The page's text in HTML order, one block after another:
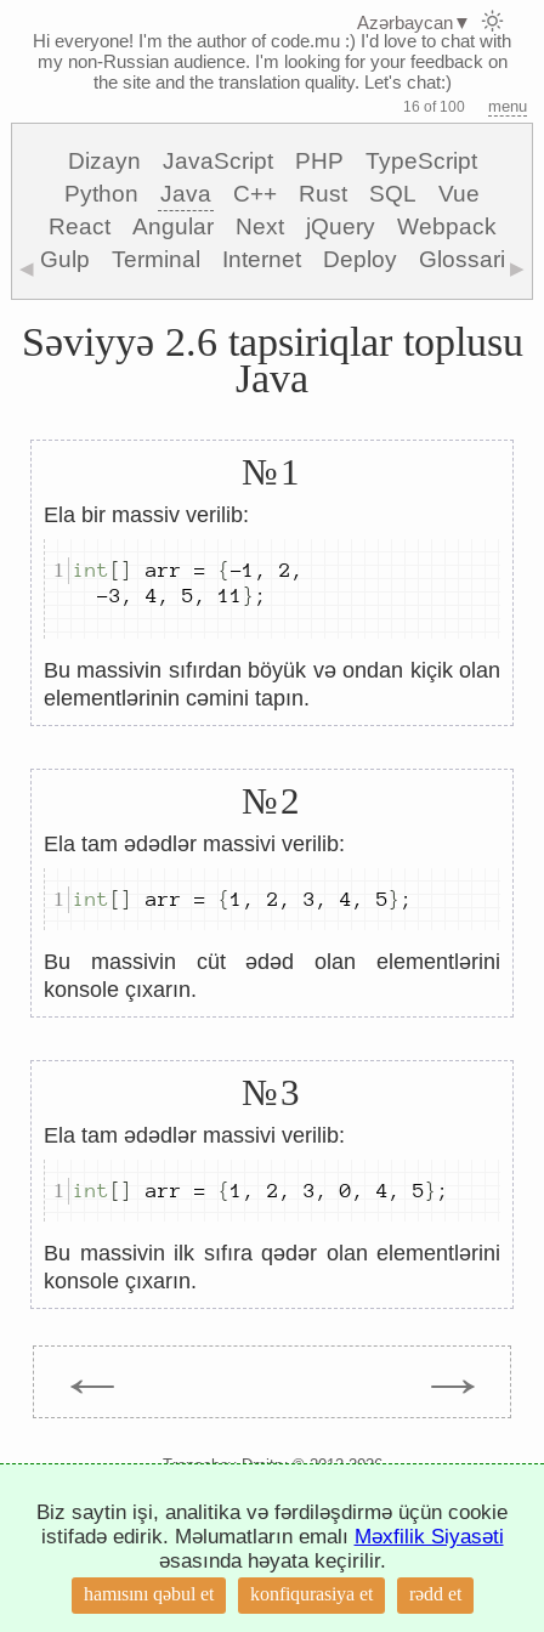
Hi everyone! I'm the author of code.mu :) I'd love to chat with
my non-Russian audience. I'm looking for your feedback on
the site and the translation quality. Let's chat:)
16 of 100 menu
Dizayn JavaScript PHP
TypeScript
Python
Java C++ Rust SQL
Vue
React
Angular Next jQuery
Webpack
Gulp
Terminal Internet Deploy Glossari
◀ ▶
Səviyyə 2.6 tapsiriqlar toplusu
Java
№1
Ela bir massiv verilib:
int [] arr = {-1 , 2 ,
-3 , 4 , 5 , 11 } ;
Bu massivin sıfırdan böyük və ondan kiçik olan
elementlərinin cəmini tapın.
№2
Ela tam ədədlər massivi verilib:
int [] arr = {1 , 2 , 3 , 4 , 5} ;
Bu massivin cüt ədəd olan elementlərini
konsole çıxarın.
№3
Ela tam ədədlər massivi verilib:
int [] arr = {1 , 2 , 3 , 0 , 4 , 5} ;
Bu massivin ilk sıfıra qədər olan elementlərini
konsole çıxarın.
← →
Trepachev Dmitry © 2012-2026
məxfilik siyasəti cookies tənzimləmək
Azərbaycan▼
Biz saytin işi, analitika və fərdiləşdirmə üçün cookie
istifadə edirik. Məlumatların emalı Məxfilik Siyasəti
əsasında həyata keçirilir.
hamısını qəbul et konfiqurasiya et rədd et